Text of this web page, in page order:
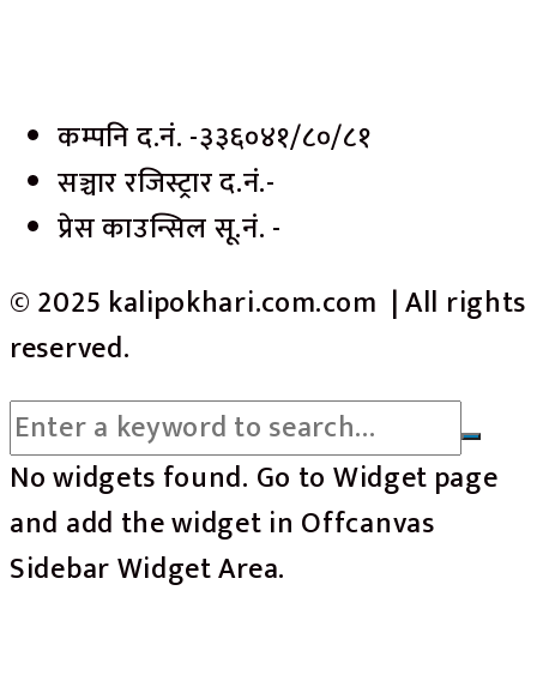
कम्पनि द.नं. -३३६०४१/८०/८१
सञ्चार रजिस्ट्रार द.नं.-
प्रेस काउन्सिल सू.नं. -
© 2025 kalipokhari.com.com | All rights
reserved.
No widgets found. Go to Widget page
and add the widget in Offcanvas
Sidebar Widget Area.